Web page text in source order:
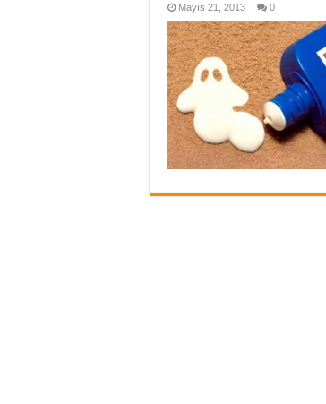
Mayıs 21, 2013 0